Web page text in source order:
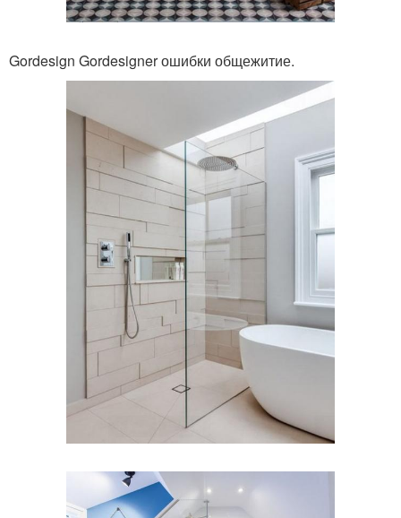
Gordesign Gordesigner ошибки общежитие.